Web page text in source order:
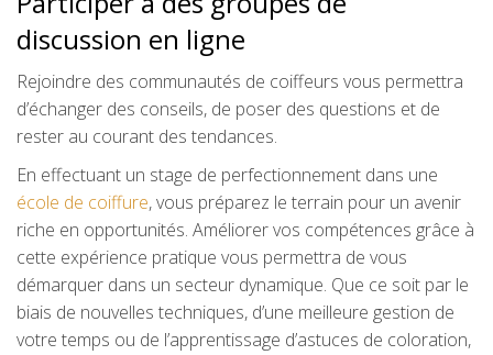
discussion en ligne
Rejoindre des communautés de coiffeurs vous permettra
d’échanger des conseils, de poser des questions et de
rester au courant des tendances.
En effectuant un stage de perfectionnement dans une
école de coiffure, vous préparez le terrain pour un avenir
riche en opportunités. Améliorer vos compétences grâce à
cette expérience pratique vous permettra de vous
démarquer dans un secteur dynamique. Que ce soit par le
biais de nouvelles techniques, d’une meilleure gestion de
votre temps ou de l’apprentissage d’astuces de coloration,